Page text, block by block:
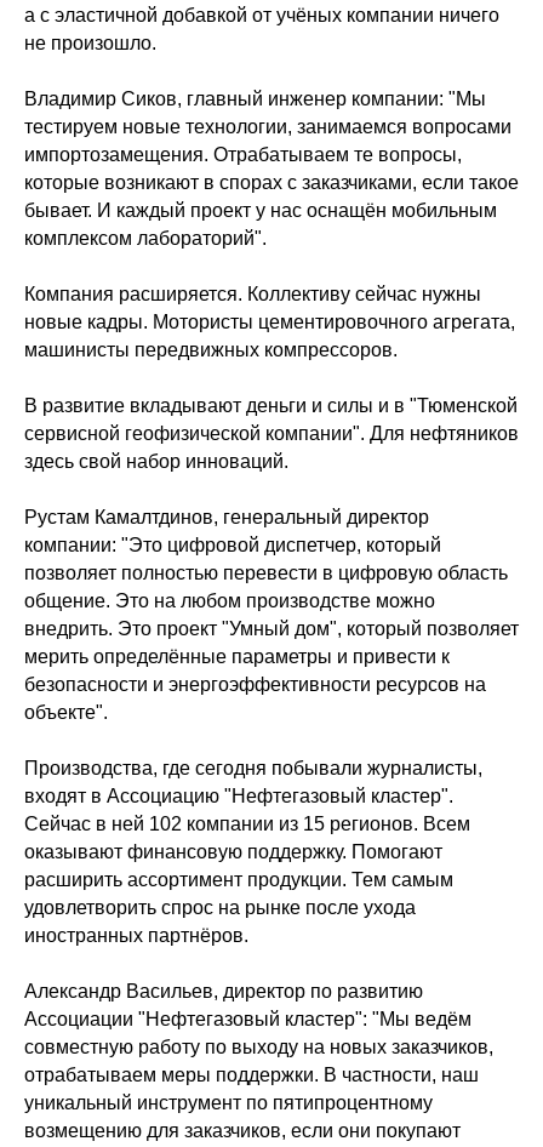
а с эластичной добавкой от учёных компании ничего
не произошло.
Владимир Сиков, главный инженер компании: "Мы
тестируем новые технологии, занимаемся вопросами
импортозамещения. Отрабатываем те вопросы,
которые возникают в спорах с заказчиками, если такое
бывает. И каждый проект у нас оснащён мобильным
комплексом лабораторий".
Компания расширяется. Коллективу сейчас нужны
новые кадры. Мотористы цементировочного агрегата,
машинисты передвижных компрессоров.
В развитие вкладывают деньги и силы и в "Тюменской
сервисной геофизической компании". Для нефтяников
здесь свой набор инноваций.
Рустам Камалтдинов, генеральный директор
компании: "Это цифровой диспетчер, который
позволяет полностью перевести в цифровую область
общение. Это на любом производстве можно
внедрить. Это проект "Умный дом", который позволяет
мерить определённые параметры и привести к
безопасности и энергоэффективности ресурсов на
объекте".
Производства, где сегодня побывали журналисты,
входят в Ассоциацию "Нефтегазовый кластер".
Сейчас в ней 102 компании из 15 регионов. Всем
оказывают финансовую поддержку. Помогают
расширить ассортимент продукции. Тем самым
удовлетворить спрос на рынке после ухода
иностранных партнёров.
Александр Васильев, директор по развитию
Ассоциации "Нефтегазовый кластер": "Мы ведём
совместную работу по выходу на новых заказчиков,
отрабатываем меры поддержки. В частности, наш
уникальный инструмент по пятипроцентному
возмещению для заказчиков, если они покупают